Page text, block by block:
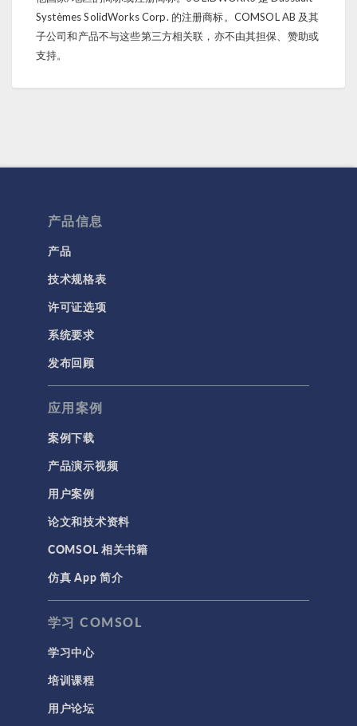
Systèmes SolidWorks Corp. 的注册商标。COMSOL AB 及其
子公司和产品不与这些第三方相关联，亦不由其担保、赞助或
支持。
产品信息
产品
技术规格表
许可证选项
系统要求
发布回顾
应用案例
案例下载
产品演示视频
用户案例
论文和技术资料
COMSOL 相关书籍
仿真 App 简介
学习 COMSOL
学习中心
培训课程
用户论坛